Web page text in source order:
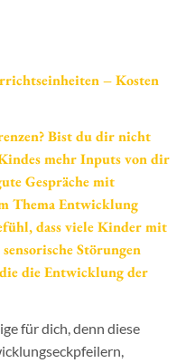
– Kosten
Bist du dir nicht
mehr Inputs von dir
Gespräche mit
Thema Entwicklung
dass viele Kinder mit
Störungen
die Entwicklung der
für dich, denn diese